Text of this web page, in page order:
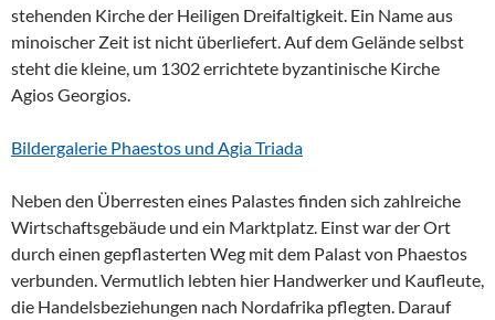
stehenden Kirche der Heiligen Dreifaltigkeit. Ein Name aus
minoischer Zeit ist nicht überliefert. Auf dem Gelände selbst
steht die kleine, um 1302 errichtete byzantinische Kirche
Agios Georgios.
Bildergalerie Phaestos und Agia Triada
Neben den Überresten eines Palastes finden sich zahlreiche
Wirtschaftsgebäude und ein Marktplatz. Einst war der Ort
durch einen gepflasterten Weg mit dem Palast von Phaestos
verbunden. Vermutlich lebten hier Handwerker und Kaufleute,
die Handelsbeziehungen nach Nordafrika pflegten. Darauf